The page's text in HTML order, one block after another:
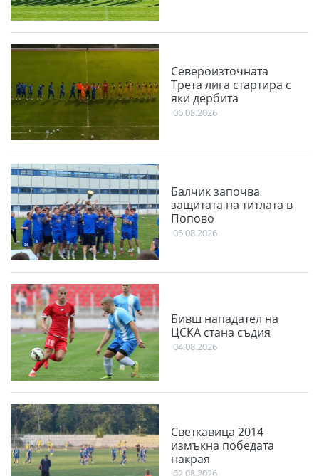
Североизточната
Трета лига стартира с
яки дербита
06.08.2026
Балчик започва
защитата на титлата в
Попово
05.08.2026
Бивш нападател на
ЦСКА стана съдия
04.08.2026
Светкавица 2014
измъкна победата
накрая
02.08.2026